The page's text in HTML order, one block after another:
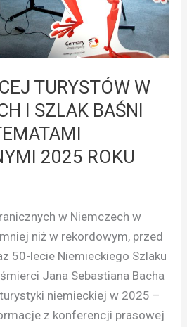
TURYSTÓW W
I SZLAK BAŚNI
2025 ROKU
w Niemczech w
niż w rekordowym, przed
50-lecie Niemieckiego Szlaku
Jana Sebastiana Bacha
niemieckiej w 2025 –
z konferencji prasowej